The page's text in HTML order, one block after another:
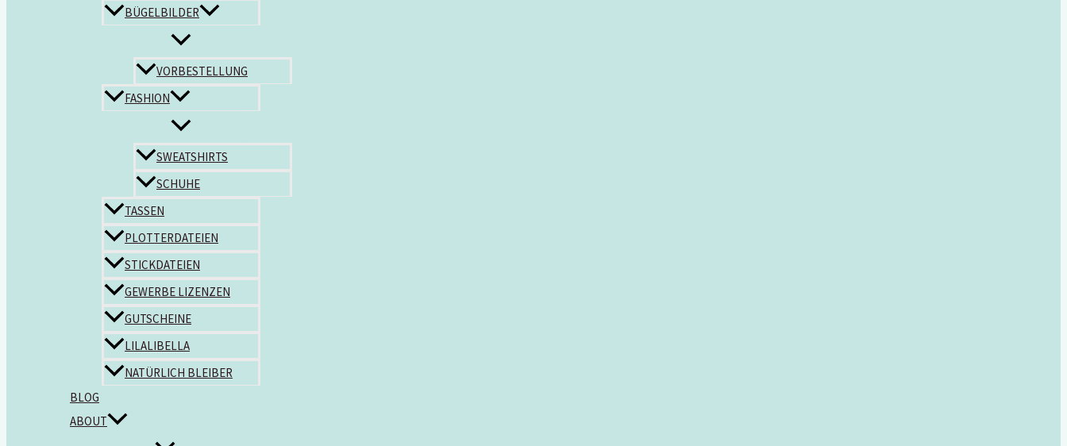
BÜGELBILDER
VORBESTELLUNG
FASHION
SWEATSHIRTS
SCHUHE
TASSEN
PLOTTERDATEIEN
STICKDATEIEN
GEWERBE LIZENZEN
GUTSCHEINE
LILALIBELLA
NATÜRLICH BLEIBER
BLOG
ABOUT